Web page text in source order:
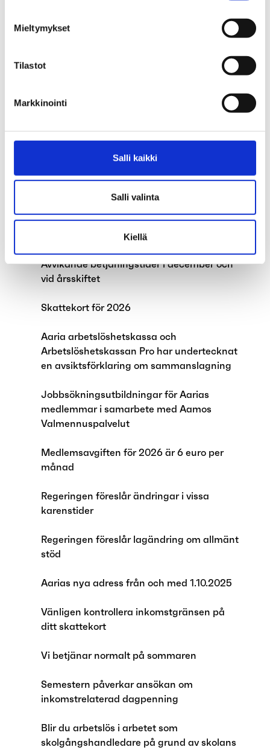
Mieltymykset
Tilastot
Markkinointi
Salli kaikki
Salli valinta
Kiellä
Aaria Arbetslöshetskassans
Valmennuspalvelut
Medlemsavgiftsfakturan har skickats till
Riksdagen har godkänt lagändringen om
Riksdagen har godkänt ändringarna i
Avvikande betjäningstider i december och
vid årsskiftet
Skattekort för 2026
Aaria arbetslöshetskassa och
Arbetslöshetskassan Pro har undertecknat
en avsiktsförklaring om sammanslagning
Jobbsökningsutbildningar för Aarias
medlemmar i samarbete med Aamos
Valmennuspalvelut
Medlemsavgiften för 2026 är 6 euro per
månad
Regeringen föreslår ändringar i vissa
karenstider
Regeringen föreslår lagändring om allmänt
stöd
Aarias nya adress från och med 1.10.2025
Vänligen kontrollera inkomstgränsen på
ditt skattekort
Vi betjänar normalt på sommaren
Semestern påverkar ansökan om
inkomstrelaterad dagpenning
Blir du arbetslös i arbetet som
skolgångshandledare på grund av skolans